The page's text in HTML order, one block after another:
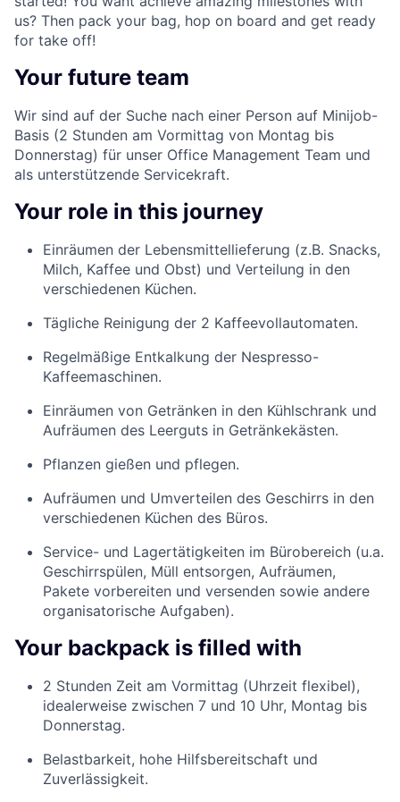
us? Then pack your bag, hop on board and get ready
for take off!
Your future team
Wir sind auf der Suche nach einer Person auf Minijob-
Basis (2 Stunden am Vormittag von Montag bis
Donnerstag) für unser Office Management Team und
als unterstützende Servicekraft.
Your role in this journey
Einräumen der Lebensmittellieferung (z.B. Snacks,
Milch, Kaffee und Obst) und Verteilung in den
verschiedenen Küchen.
Tägliche Reinigung der 2 Kaffeevollautomaten.
Regelmäßige Entkalkung der Nespresso-
Kaffeemaschinen.
Einräumen von Getränken in den Kühlschrank und
Aufräumen des Leerguts in Getränkekästen.
Pflanzen gießen und pflegen.
Aufräumen und Umverteilen des Geschirrs in den
verschiedenen Küchen des Büros.
Service- und Lagertätigkeiten im Bürobereich (u.a.
Geschirrspülen, Müll entsorgen, Aufräumen,
Pakete vorbereiten und versenden sowie andere
organisatorische Aufgaben).
Your backpack is filled with
2 Stunden Zeit am Vormittag (Uhrzeit flexibel),
idealerweise zwischen 7 und 10 Uhr, Montag bis
Donnerstag.
Belastbarkeit, hohe Hilfsbereitschaft und
Zuverlässigkeit.